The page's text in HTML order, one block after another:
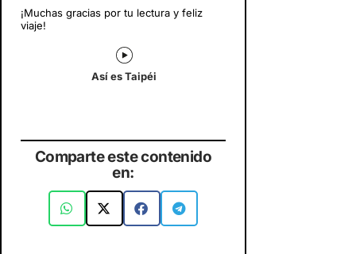
¡Muchas gracias por tu lectura y feliz
viaje!
Así es Taipéi
Comparte este contenido
en: